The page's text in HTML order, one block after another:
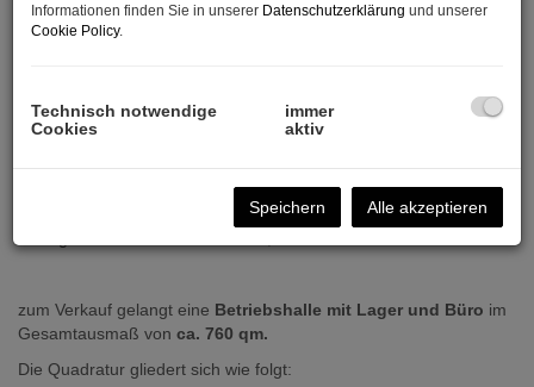
zum Verkauf gelangt eine Betriebshalle mit Lager und Büro im
Gesamtausmaß von ca. 760 qm.
Die Quadratur gliedert sich wie folgt:
Informationen finden Sie in unserer Datenschutzerklärung und unserer
Cookie Policy.
Technisch notwendige
Cookies
immer
aktiv
Speichern Alle akzeptieren